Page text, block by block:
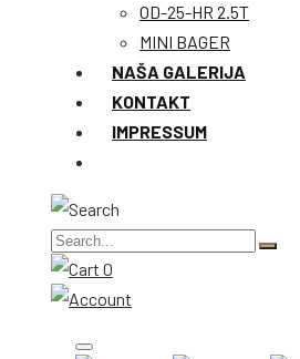
OD-25-HR 2.5T
MINI BAGER
NAŠA GALERIJA
KONTAKT
IMPRESSUM
0